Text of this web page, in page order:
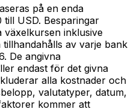
på en enda
USD. Besparingar
växelkursen inklusive
av varje bank
De angivna
endast för det givna
alla kostnader och
valutatyper, datum,
kommer att